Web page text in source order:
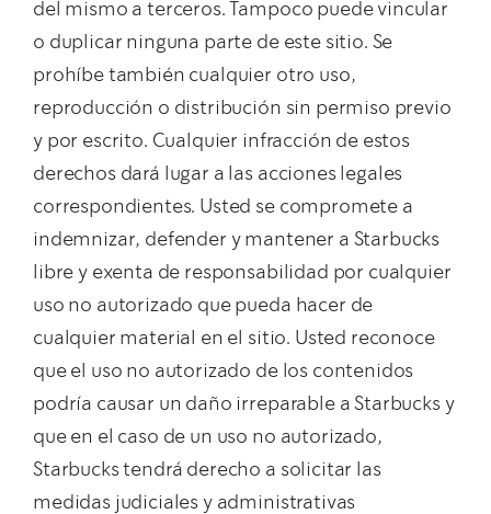
del mismo a terceros. Tampoco puede vincular
o duplicar ninguna parte de este sitio. Se
prohíbe también cualquier otro uso,
reproducción o distribución sin permiso previo
y por escrito. Cualquier infracción de estos
derechos dará lugar a las acciones legales
correspondientes. Usted se compromete a
indemnizar, defender y mantener a Starbucks
libre y exenta de responsabilidad por cualquier
uso no autorizado que pueda hacer de
cualquier material en el sitio. Usted reconoce
que el uso no autorizado de los contenidos
podría causar un daño irreparable a Starbucks y
que en el caso de un uso no autorizado,
Starbucks tendrá derecho a solicitar las
medidas judiciales y administrativas